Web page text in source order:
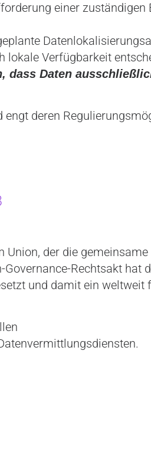
einer
Verfügbarkeit
Daten
deren
der die
Rechtsakt
und damit ein weltweit